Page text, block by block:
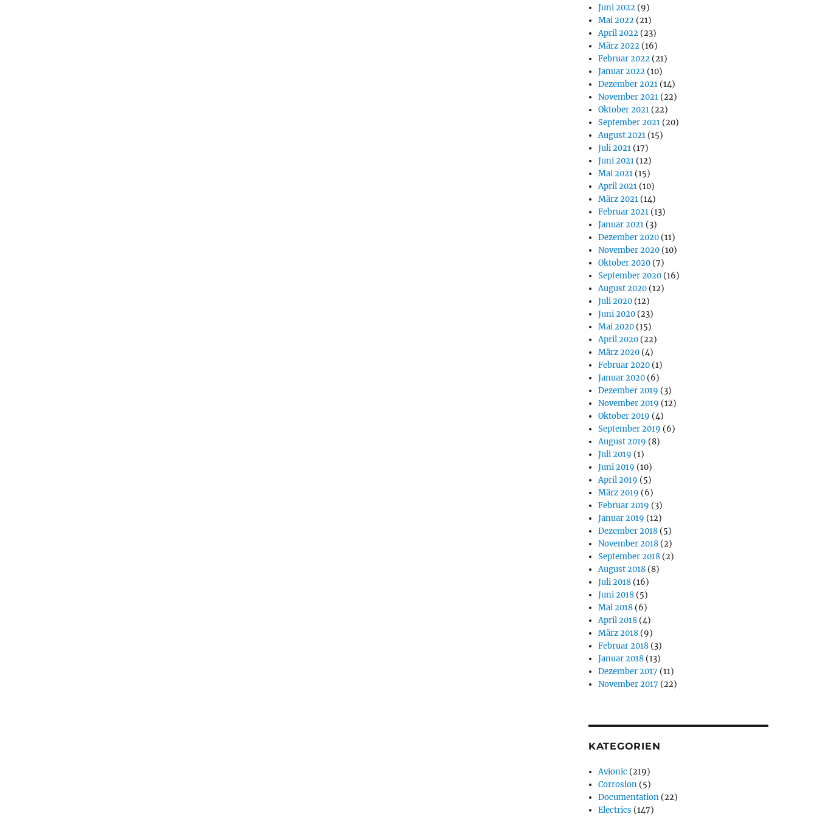
Juni 2022 (9)
Mai 2022 (21)
April 2022 (23)
März 2022 (16)
Februar 2022 (21)
Januar 2022 (10)
Dezember 2021 (14)
November 2021 (22)
Oktober 2021 (22)
September 2021 (20)
August 2021 (15)
Juli 2021 (17)
Juni 2021 (12)
Mai 2021 (15)
April 2021 (10)
März 2021 (14)
Februar 2021 (13)
Januar 2021 (3)
Dezember 2020 (11)
November 2020 (10)
Oktober 2020 (7)
September 2020 (16)
August 2020 (12)
Juli 2020 (12)
Juni 2020 (23)
Mai 2020 (15)
April 2020 (22)
März 2020 (4)
Februar 2020 (1)
Januar 2020 (6)
Dezember 2019 (3)
November 2019 (12)
Oktober 2019 (4)
September 2019 (6)
August 2019 (8)
Juli 2019 (1)
Juni 2019 (10)
April 2019 (5)
März 2019 (6)
Februar 2019 (3)
Januar 2019 (12)
Dezember 2018 (5)
November 2018 (2)
September 2018 (2)
August 2018 (8)
Juli 2018 (16)
Juni 2018 (5)
Mai 2018 (6)
April 2018 (4)
März 2018 (9)
Februar 2018 (3)
Januar 2018 (13)
Dezember 2017 (11)
November 2017 (22)
KATEGORIEN
Avionic (219)
Corrosion (5)
Documentation (22)
Electrics (147)